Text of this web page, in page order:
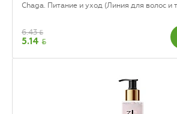
Chaga. Питание и уход (Линия для волос и
6.43BYN
5.14 BYN